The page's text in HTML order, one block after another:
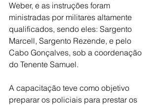
Weber, e as instruções foram
ministradas por militares altamente
qualificados, sendo eles: Sargento
Marcell, Sargento Rezende, e pelo
Cabo Gonçalves, sob a coordenação
do Tenente Samuel.
A capacitação teve como objetivo
preparar os policiais para prestar os